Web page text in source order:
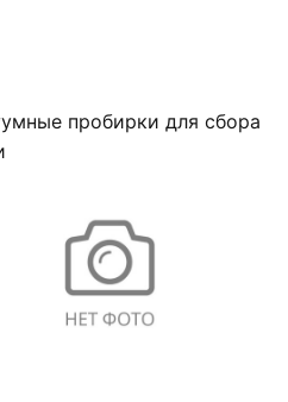
пробирки для сбора